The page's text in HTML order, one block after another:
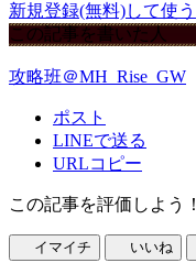
新規登録(無料)して使う
この記事を書いた人
攻略班＠MH_Rise_GW
ポスト
LINEで送る
URLコピー
この記事を評価しよう！
イマイチ いいね